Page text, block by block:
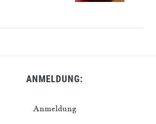
ANMELDUNG:
Anmeldung